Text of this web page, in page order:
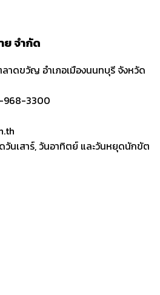
จำกัด
าดขวัญ อำเภอเมืองนนทบุรี จังหวัด
968-3300
นเสาร์, วันอาทิตย์ และวันหยุดนักขัต